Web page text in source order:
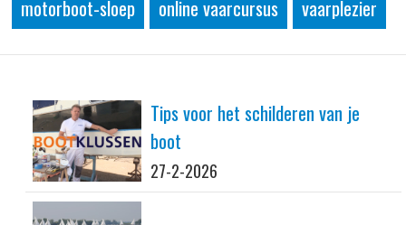
motorboot-sloep
online vaarcursus vaarplezier
Tips voor het schilderen van je
boot
27-2-2026